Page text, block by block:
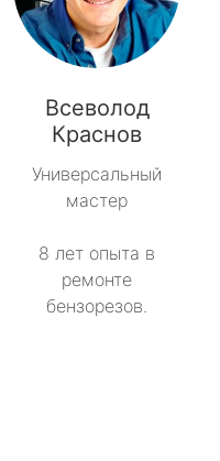
Всеволод
Краснов
Универсальный
мастер
8 лет опыта в
ремонте
бензорезов.